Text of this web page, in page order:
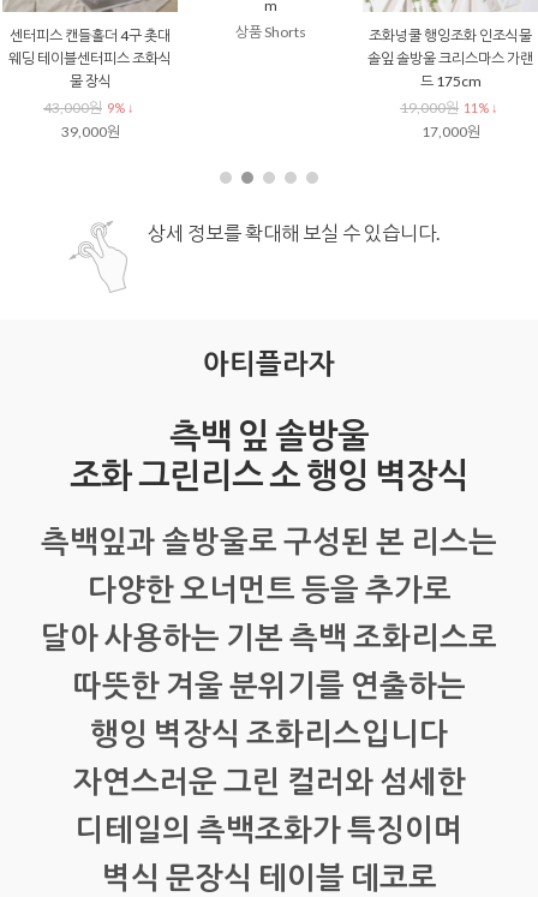
인조식물
마스 가랜
측백나무 행잉조화 갈란드 벽
장식조화 스웨그 70cm
포인세티아조화 벨벳꽃 자이
언트포인 부쉬 55cm 크리스
조화넝쿨 리얼
화 식물 바인
16,400원
상세 정보를 확대해 보실 수 있습니다.
아티플라자
측백 잎 솔방울
조화 그린리스 소 행잉 벽장식
측백잎과 솔방울로 구성된 본 리스는
다양한 오너먼트 등을 추가로
달아 사용하는 기본 측백 조화리스로
따뜻한 겨울 분위기를 연출하는
행잉 벽장식 조화리스입니다
자연스러운 그린 컬러와 섬세한
디테일의 측백조화가 특징이며
벽식 문장식 테이블 데코로